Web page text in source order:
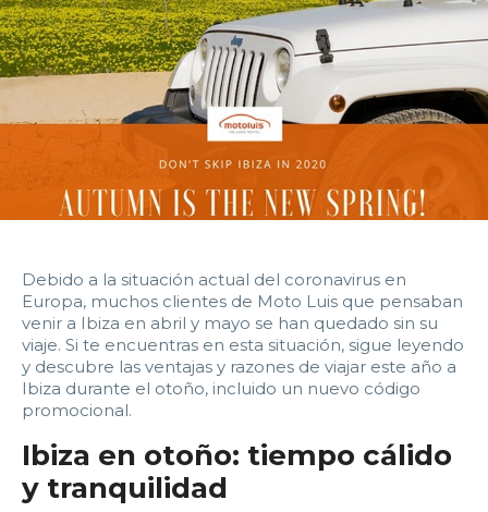
Debido a la situación actual del coronavirus en
Europa, muchos clientes de Moto Luis que pensaban
venir a Ibiza en abril y mayo se han quedado sin su
viaje. Si te encuentras en esta situación, sigue leyendo
y descubre las ventajas y razones de viajar este año a
Ibiza durante el otoño, incluido un nuevo código
promocional.
Ibiza en otoño: tiempo cálido
y tranquilidad
14:00 14:30 15:00 15:30
16:00 16:30 17:00 17:30
18:00 18:30 19:00 19:30
20:00 20:30 21:00
22:00 22:30 23:00 23:30
Fecha y hora devolución:
2:00 2:30